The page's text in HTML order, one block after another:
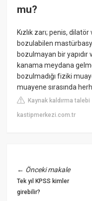
mu?
Kızlık zarı; penis,
bozulabilen
bozulmayan bir
kanama meydana
bozulmadığı fiziki
muayene sırasında
Kaynak kaldırma talebi
kastipmerkezi.com.tr
← Önceki makale
Tek yıl KPSS kimler
girebilir?